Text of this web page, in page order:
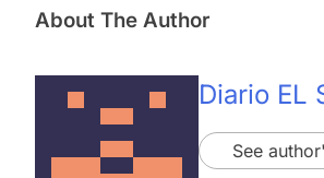
About The Author
Diario EL
See